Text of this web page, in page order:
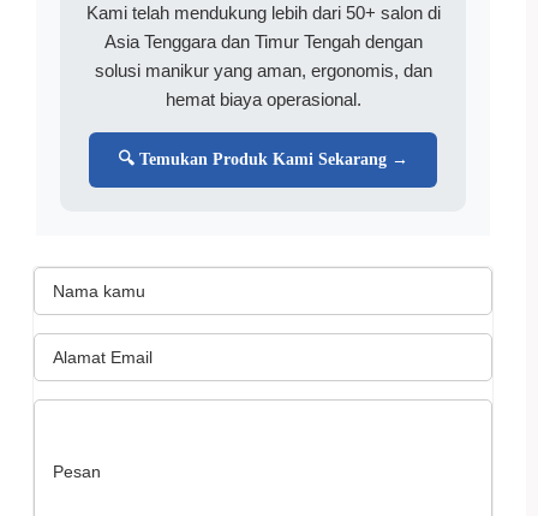
Kami telah mendukung lebih dari 50+ salon di
Asia Tenggara dan Timur Tengah dengan
solusi manikur yang aman, ergonomis, dan
hemat biaya operasional.
🔍 Temukan Produk Kami Sekarang →